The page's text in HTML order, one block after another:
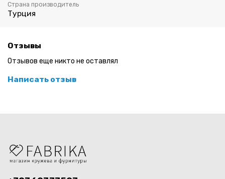
Страна производитель
Турция
Отзывы
Отзывов еще никто не оставлял
Написать отзыв